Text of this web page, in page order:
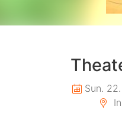
Sun.